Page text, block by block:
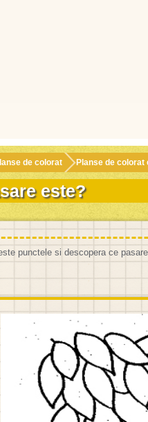
de colorat Planse de colorat
este?
punctele si descopera ce